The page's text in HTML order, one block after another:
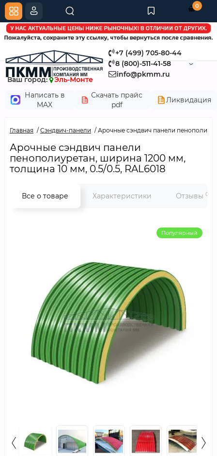
+7 (499) 705-80-44
8 (800)-511-41-58
info@pkmm.ru
Ваш город:
Эль-Монте
Написать в
MAX
Скачать прайс
pdf
Ликвидация
0
Главная Сэндвич-панели Арочные сэндвич панели
Арочные сэндвич панели
пенополиуретан, ширина 1200 мм,
толщина 10 мм, 0.5/0.5, RAL6018
Все о товаре Характеристики Отзывы 0
Популярный